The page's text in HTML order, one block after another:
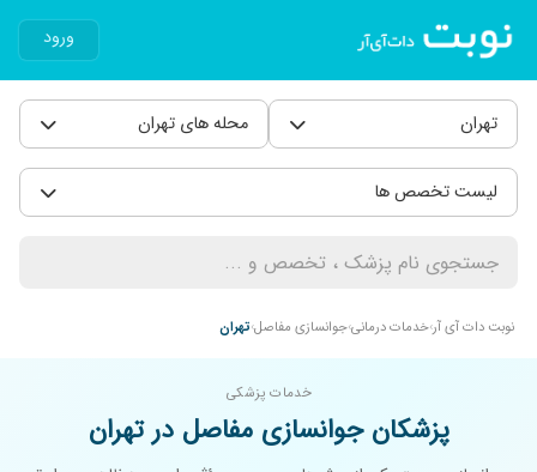
ورود
تهران محله های تهران
لیست تخصص ها
نوبت دات آی آر خدمات درمانیجوانسازی مفاصل تهران
خدمات پزشکی
پزشکان جوانسازی مفاصل در تهران